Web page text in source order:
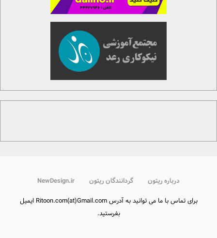
درباره ریتون گردانندگان ریتون NewDesign.ir
برای تماس با ما می توانید به آدرس Ritoon.com(at)Gmail.com ایمیل
بفرستید.